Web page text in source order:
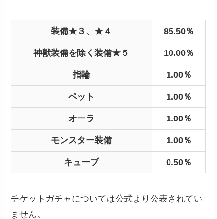
装備★３、★４ 85.50％
神獣装備を除く装備★５ 10.00％
指輪 1.00％
ペット 1.00％
オーラ 1.00％
モンスター装備 1.00％
キューブ 0.50％
チケットガチャについては公式より公表されてい
ません。